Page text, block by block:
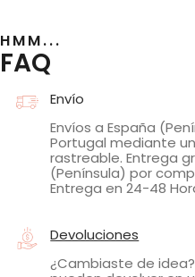
HMM...
FAQ
Envío
Envíos a España
Portugal mediante
rastreable. Entrega
(Península) por
Entrega en 24-48
Devoluciones
¿Cambiaste de